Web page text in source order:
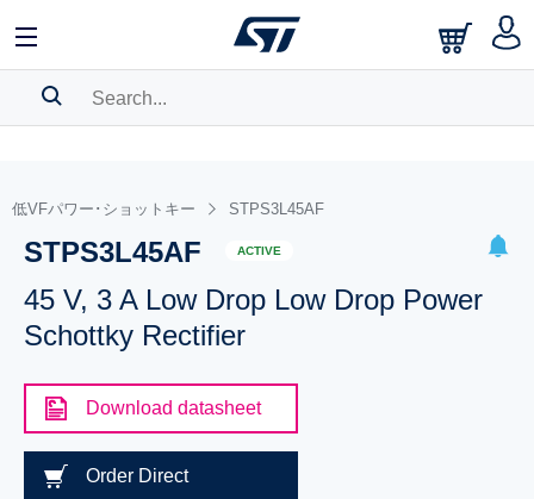
BOOKMARK
Pleaselog into show your saved searches.
低VFパワー･ショットキー STPS3L45AF
STPS3L45AF ACTIVE
45 V, 3 A Low Drop Low Drop Power
Schottky Rectifier
Download datasheet
Order Direct